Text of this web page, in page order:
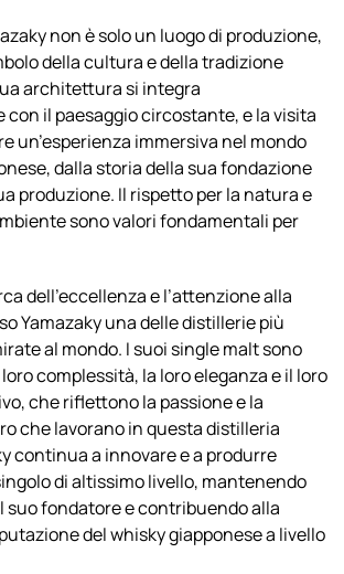
non è solo un luogo di produzione,
della cultura e della tradizione
architettura si integra
il paesaggio circostante, e la visita
un’esperienza immersiva nel mondo
dalla storia della sua fondazione
produzione. Il rispetto per la natura e
sono valori fondamentali per
dell’eccellenza e l’attenzione alla
Yamazaky una delle distillerie più
al mondo. I suoi single malt sono
complessità, la loro eleganza e il loro
che riflettono la passione e la
che lavorano in questa distilleria
continua a innovare e a produrre
di altissimo livello, mantenendo
suo fondatore e contribuendo alla
del whisky giapponese a livello